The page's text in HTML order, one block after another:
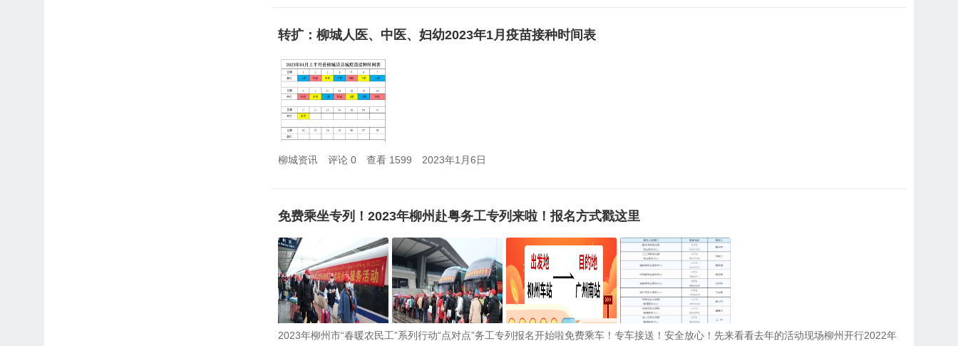
转扩：柳城人医、中医、妇幼2023年1月疫苗接种时间表
柳城资讯 评论 0 查看 1599 2023年1月6日
免费乘坐专列！2023年柳州赴粤务工专列来啦！报名方式戳这里
2023年柳州市“春暖农民工”系列行动“点对点”务工专列报名开始啦免费乘车！专车接送！安全放心！先来看看去年的活动现场柳州开行2022年